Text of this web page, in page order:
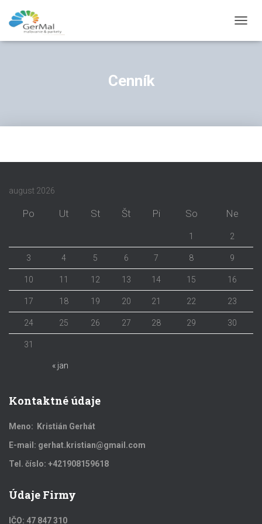
O
T
Cenník
august 2026
Po Ut St Št Pi So Ne
« jan
1 2
3 4 5 6 7 8 9
10 11 12 13 14 15 16
17 18 19 20 21 22 23
24 25 26 27 28 29 30
31
Kontaktné údaje
Meno: Kristián Gerhát
E-mail: gerhat.kristian@gmail.com
Tel. číslo: +421908159618
Údaje Firmy
IČO: 47 847 310